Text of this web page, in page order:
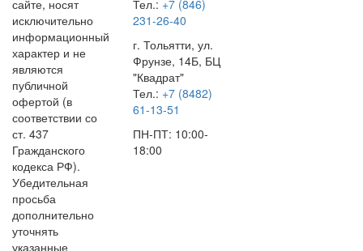
сайте, носят
исключительно
информационный
характер и не
являются
публичной
офертой (в
соответствии со
ст. 437
Гражданского
кодекса РФ).
Убедительная
просьба
дополнительно
уточнять
указанные
Тел.: +7 (846)
231-26-40
г. Тольятти, ул.
Фрунзе, 14Б, БЦ
"Квадрат"
Тел.: +7 (8482)
61-13-51
ПН-ПТ: 10:00-
18:00